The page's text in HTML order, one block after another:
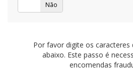
Não
Por favor digite os caracteres
abaixo. Este passo é
encomendas